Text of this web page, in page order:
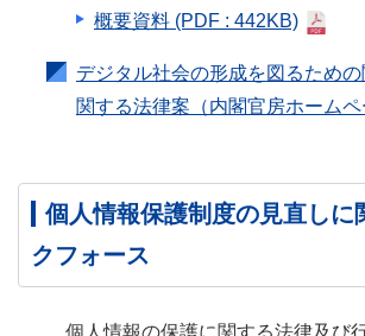
概要資料 (PDF : 442KB)
デジタル社会の形成を図るため
関する法律案（内閣官房ホーム
個人情報保護制度の見直しに
クフォース